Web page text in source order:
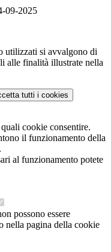
09-2025
utilizzati si avvalgono di
alle finalità illustrate nella
tutti i cookies
cookie consentire.
il funzionamento della
al funzionamento potete
possono essere
nella pagina della cookie